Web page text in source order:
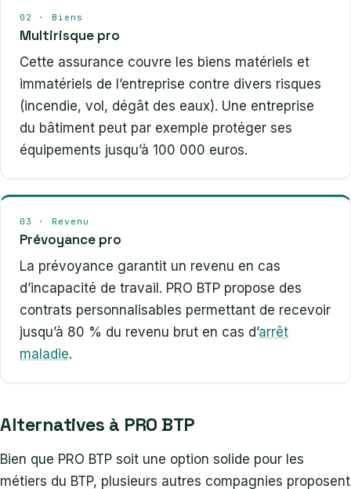
02 · Biens
Multirisque pro
Cette assurance couvre les biens matériels et
immatériels de l’entreprise contre divers risques
(incendie, vol, dégât des eaux). Une entreprise
du bâtiment peut par exemple protéger ses
équipements jusqu’à 100 000 euros.
03 · Revenu
Prévoyance pro
La prévoyance garantit un revenu en cas
d’incapacité de travail. PRO BTP propose des
contrats personnalisables permettant de recevoir
jusqu’à 80 % du revenu brut en cas d’arrêt
maladie.
Alternatives à PRO BTP
Bien que PRO BTP soit une option solide pour les
métiers du BTP, plusieurs autres compagnies proposent